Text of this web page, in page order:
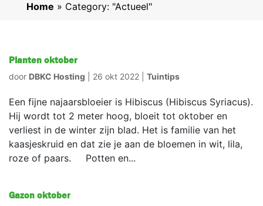
Home » Category: "Actueel"
Planten oktober
door DBKC Hosting 26 okt 2022 Tuintips
Een fijne najaarsbloeier is Hibiscus (Hibiscus Syriacus).
Hij wordt tot 2 meter hoog, bloeit tot oktober en
verliest in de winter zijn blad. Het is familie van het
kaasjeskruid en dat zie je aan de bloemen in wit, lila,
roze of paars. Potten en...
Gazon oktober